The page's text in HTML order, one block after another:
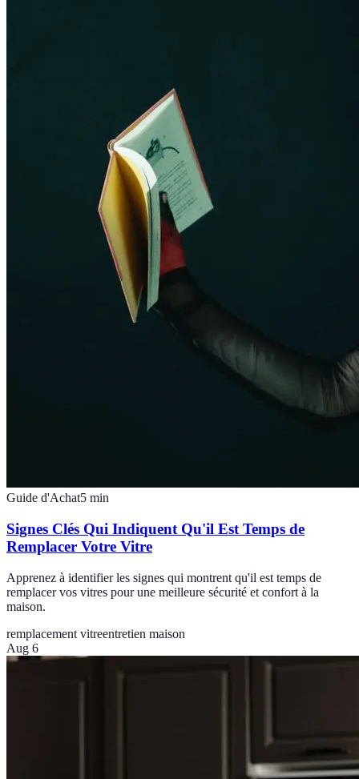
Guide d'Achat5 min
Signes Clés Qui Indiquent Qu'il Est Temps de
Remplacer Votre Vitre
Apprenez à identifier les signes qui montrent qu'il est temps de
remplacer vos vitres pour une meilleure sécurité et confort à la
maison.
remplacement vitreentretien maison
Aug 6